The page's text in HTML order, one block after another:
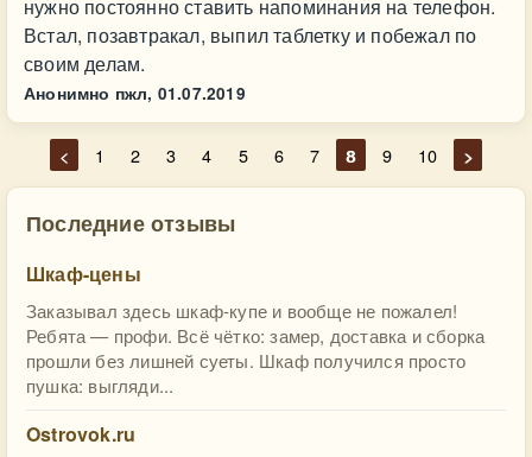
нужно постоянно ставить напоминания на телефон.
Встал, позавтракал, выпил таблетку и побежал по
своим делам.
Анонимно пжл, 01.07.2019
< 1 2 3 4 5 6 7 8 9 10 >
Последние отзывы
Шкаф-цены
Заказывал здесь шкаф-купе и вообще не пожалел!
Ребята — профи. Всё чётко: замер, доставка и сборка
прошли без лишней суеты. Шкаф получился просто
пушка: выгляди...
Ostrovok.ru